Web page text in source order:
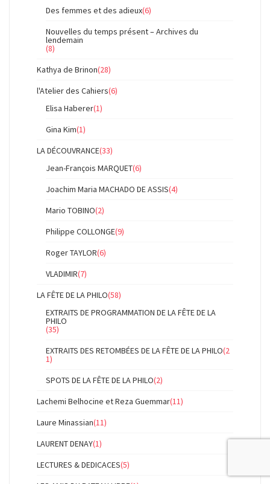
Des femmes et des adieux(6)
Nouvelles du temps présent – Archives du
lendemain
(8)
Kathya de Brinon(28)
l'Atelier des Cahiers(6)
Elisa Haberer(1)
Gina Kim(1)
LA DÉCOUVRANCE(33)
Jean-François MARQUET(6)
Joachim Maria MACHADO DE ASSIS(4)
Mario TOBINO(2)
Philippe COLLONGE(9)
Roger TAYLOR(6)
VLADIMIR(7)
LA FÊTE DE LA PHILO(58)
EXTRAITS DE PROGRAMMATION DE LA FÊTE DE LA
PHILO
(35)
EXTRAITS DES RETOMBÉES DE LA FÊTE DE LA PHILO(2
1)
SPOTS DE LA FÊTE DE LA PHILO(2)
Lachemi Belhocine et Reza Guemmar(11)
Laure Minassian(11)
LAURENT DENAY(1)
LECTURES & DEDICACES(5)